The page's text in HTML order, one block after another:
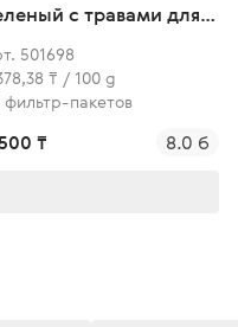
с травами для
и гармонии
501698
₸ / 100 g
фильтр-пакетов
₸ 8.0 б